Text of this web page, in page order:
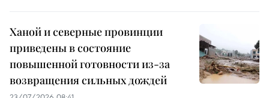
Ханой и северные провинции
приведены в состояние
повышенной готовности из-за
возвращения сильных дождей